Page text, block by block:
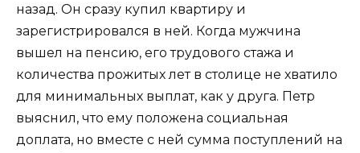
назад. Он сразу купил квартиру и
зарегистрировался в ней. Когда мужчина
вышел на пенсию, его трудового стажа и
количества прожитых лет в столице не хватило
для минимальных выплат, как у друга. Петр
выяснил, что ему положена социальная
доплата, но вместе с ней сумма поступлений на